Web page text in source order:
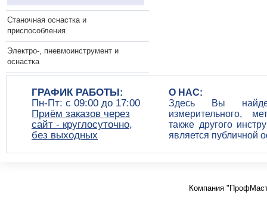
Станочная оснастка и
приспособления
Электро-, пневмоинструмент и
оснастка
ГРАФИК РАБОТЫ:
Пн-Пт: c 09:00 до 17:00
Приём заказов через
сайт - круглосуточно,
без выходных
О НАС:
Здесь Вы
измерительного,
также другого
является публичной
Компания